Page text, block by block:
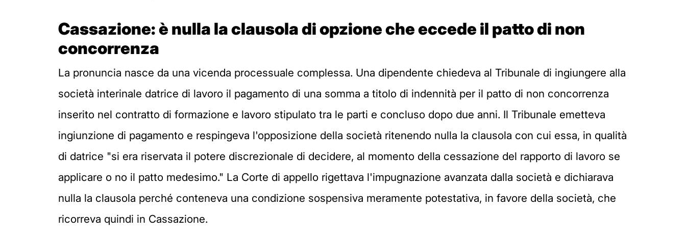
Cassazione: è nulla la clausola di opzione che eccede il patto di non
concorrenza
La pronuncia nasce da una vicenda processuale complessa. Una dipendente chiedeva al Tribunale di ingiungere alla
società interinale datrice di lavoro il pagamento di una somma a titolo di indennità per il patto di non concorrenza
inserito nel contratto di formazione e lavoro stipulato tra le parti e concluso dopo due anni. Il Tribunale emetteva
ingiunzione di pagamento e respingeva l'opposizione della società ritenendo nulla la clausola con cui essa, in qualità
di datrice "si era riservata il potere discrezionale di decidere, al momento della cessazione del rapporto di lavoro se
applicare o no il patto medesimo." La Corte di appello rigettava l'impugnazione avanzata dalla società e dichiarava
nulla la clausola perché conteneva una condizione sospensiva meramente potestativa, in favore della società, che
ricorreva quindi in Cassazione.